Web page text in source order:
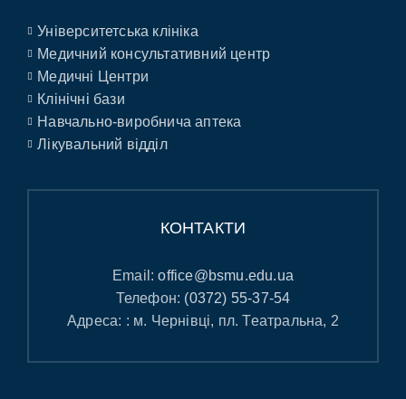
Університетська клініка
Медичний консультативний центр
Медичні Центри
Клінічні бази
Навчально-виробнича аптека
Лікувальний відділ
КОНТАКТИ
Email:office@bsmu.edu.ua
Телефон: (0372) 55-37-54
Адреса: : м. Чернівці, пл. Театральна, 2